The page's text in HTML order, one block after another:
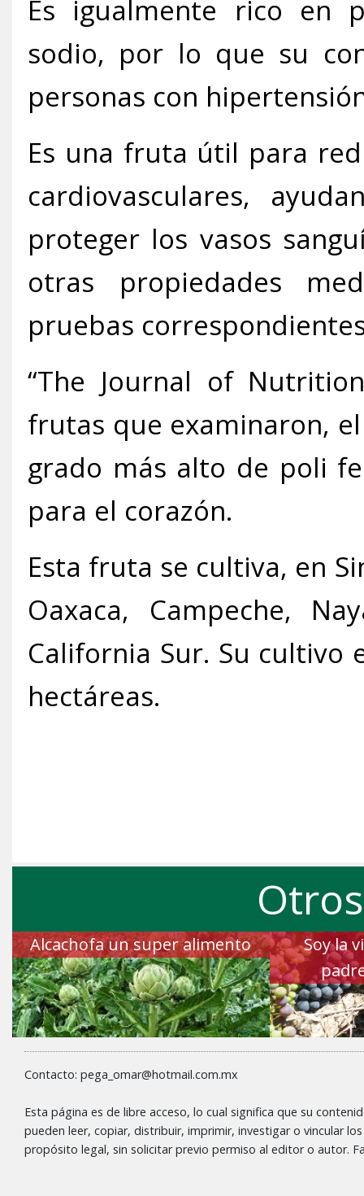
Es igualmente rico en
sodio, por lo que su
personas con
Es una fruta útil para
cardiovasculares,
proteger los vasos
otras propiedades
pruebas
“The Journal of
frutas que examinaron,
grado más alto de poli
para el corazón.
Esta fruta se cultiva, en
Oaxaca, Campeche,
California Sur. Su cultivo
hectáreas.
Alcachofa un super alimento
Soy la
Contacto: pega_omar@hotmail.com.mx
Esta página es de libre acceso, lo cual significa que su
pueden leer, copiar, distribuir, imprimir, investigar o vincular
propósito legal, sin solicitar previo permiso al editor o autor.